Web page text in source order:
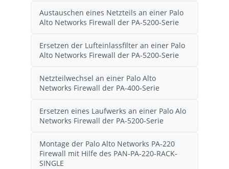
Austauschen eines Netzteils an einer Palo
Alto Networks Firewall der PA-5200-Serie
Ersetzen der Lufteinlassfilter an einer Palo
Alto Networks Firewall der PA-5200-Serie
Netzteilwechsel an einer Palo Alto
Networks Firewall der PA-400-Serie
Ersetzen eines Laufwerks an einer Palo Alo
Networks Firewall der PA-5200-Serie
Montage der Palo Alto Networks PA-220
Firewall mit Hilfe des PAN-PA-220-RACK-
SINGLE